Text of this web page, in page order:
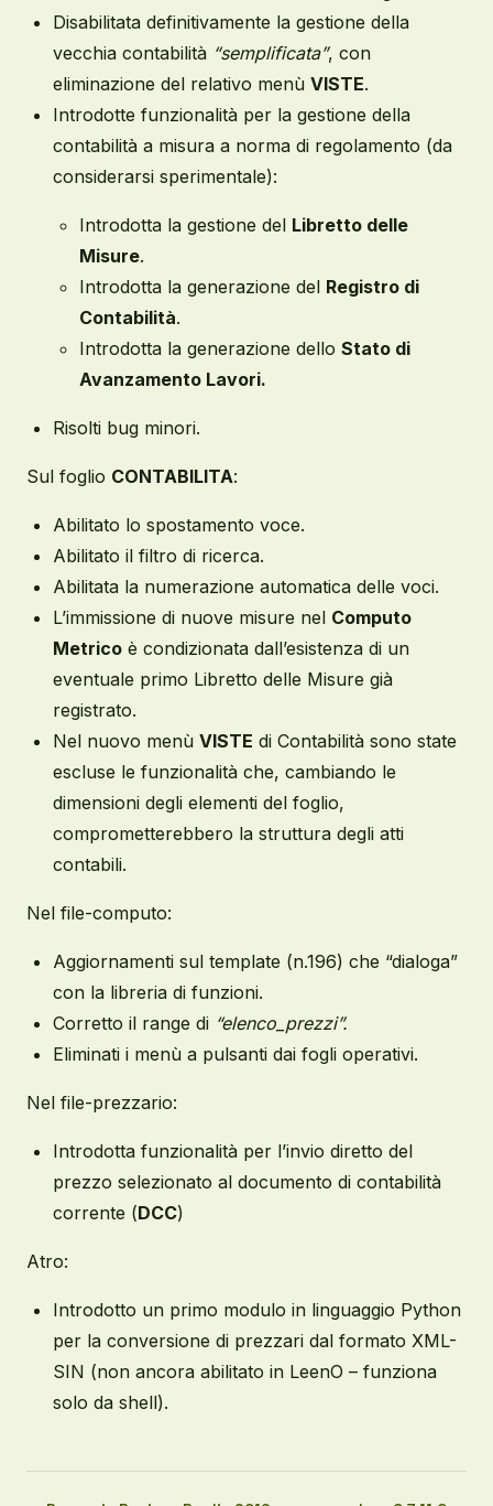
Disabilitata definitivamente la gestione della
vecchia contabilità “semplificata”, con
eliminazione del relativo menù VISTE.
Introdotte funzionalità per la gestione della
contabilità a misura a norma di regolamento (da
considerarsi sperimentale):
Introdotta la gestione del Libretto delle
Misure.
Introdotta la generazione del Registro di
Contabilità.
Introdotta la generazione dello Stato di
Avanzamento Lavori.
Risolti bug minori.
Sul foglio CONTABILITA:
Abilitato lo spostamento voce.
Abilitato il filtro di ricerca.
Abilitata la numerazione automatica delle voci.
L’immissione di nuove misure nel Computo
Metrico è condizionata dall’esistenza di un
eventuale primo Libretto delle Misure già
registrato.
Nel nuovo menù VISTE di Contabilità sono state
escluse le funzionalità che, cambiando le
dimensioni degli elementi del foglio,
comprometterebbero la struttura degli atti
contabili.
Nel file-computo:
Aggiornamenti sul template (n.196) che “dialoga”
con la libreria di funzioni.
Corretto il range di “elenco_prezzi”.
Eliminati i menù a pulsanti dai fogli operativi.
Nel file-prezzario:
Introdotta funzionalità per l’invio diretto del
prezzo selezionato al documento di contabilità
corrente (DCC)
Atro:
Introdotto un primo modulo in linguaggio Python
per la conversione di prezzari dal formato XML-
SIN (non ancora abilitato in LeenO – funziona
solo da shell).